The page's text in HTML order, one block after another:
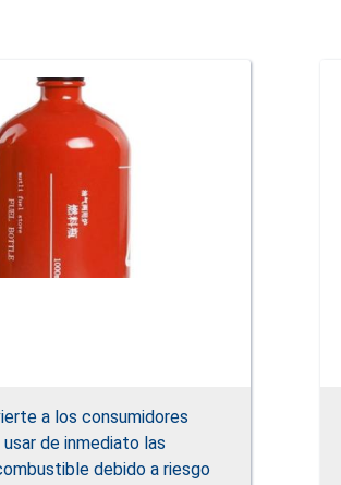
a los consumidores
de inmediato las
debido a riesgo